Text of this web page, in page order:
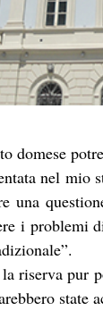
domese
nel
una
i problemi
riserva pur
state